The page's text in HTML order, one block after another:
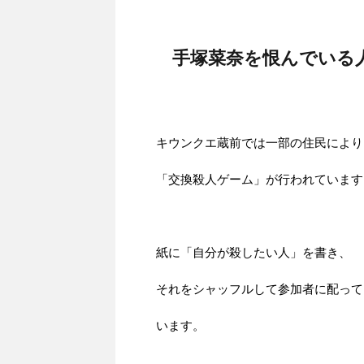
手塚菜奈を恨んでいる
キウンクエ蔵前では一部の住民により
「交換殺人ゲーム」が行われています
紙に「自分が殺したい人」を書き、
それをシャッフルして参加者に配って
います。